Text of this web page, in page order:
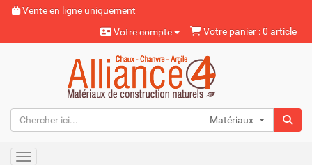
Vente en ligne uniquement
Votre compte
Votre panier : 0 article
Matériaux naturels
Toggle navigation